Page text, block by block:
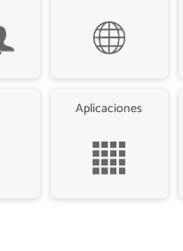
Aplicaciones